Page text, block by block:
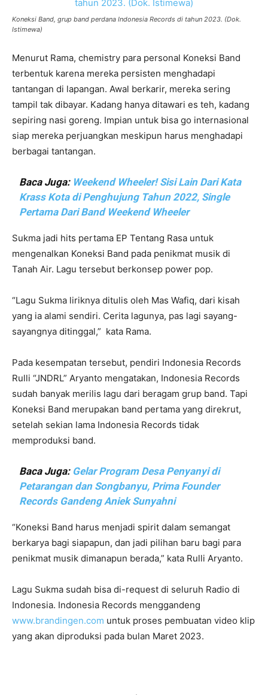
Koneksi Band, grup band perdana Indonesia Records di tahun 2023. (Dok.
Istimewa)
Menurut Rama, chemistry para personal Koneksi Band
terbentuk karena mereka persisten menghadapi
tantangan di lapangan. Awal berkarir, mereka sering
tampil tak dibayar. Kadang hanya ditawari es teh, kadang
sepiring nasi goreng. Impian untuk bisa go internasional
siap mereka perjuangkan meskipun harus menghadapi
berbagai tantangan.
Baca Juga: Weekend Wheeler! Sisi Lain Dari Kata
Krass Kota di Penghujung Tahun 2022, Single
Pertama Dari Band Weekend Wheeler
Sukma jadi hits pertama EP Tentang Rasa untuk
mengenalkan Koneksi Band pada penikmat musik di
Tanah Air. Lagu tersebut berkonsep power pop.
“Lagu Sukma liriknya ditulis oleh Mas Wafiq, dari kisah
yang ia alami sendiri. Cerita lagunya, pas lagi sayang-
sayangnya ditinggal,” kata Rama.
Pada kesempatan tersebut, pendiri Indonesia Records
Rulli “JNDRL” Aryanto mengatakan, Indonesia Records
sudah banyak merilis lagu dari beragam grup band. Tapi
Koneksi Band merupakan band pertama yang direkrut,
setelah sekian lama Indonesia Records tidak
memproduksi band.
Baca Juga: Gelar Program Desa Penyanyi di
Petarangan dan Songbanyu, Prima Founder
Records Gandeng Aniek Sunyahni
“Koneksi Band harus menjadi spirit dalam semangat
berkarya bagi siapapun, dan jadi pilihan baru bagi para
penikmat musik dimanapun berada,” kata Rulli Aryanto.
Lagu Sukma sudah bisa di-request di seluruh Radio di
Indonesia. Indonesia Records menggandeng
www.brandingen.com untuk proses pembuatan video klip
yang akan diproduksi pada bulan Maret 2023.